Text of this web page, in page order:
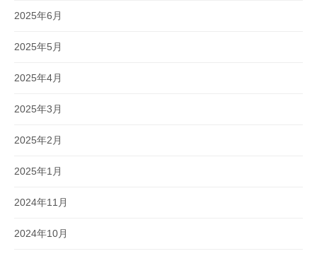
2025年6月
2025年5月
2025年4月
2025年3月
2025年2月
2025年1月
2024年11月
2024年10月